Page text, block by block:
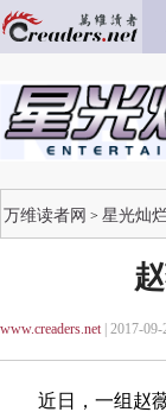
万维读者网 > 星光灿
www.creaders.net| 2017-09-
近日，一组赵薇